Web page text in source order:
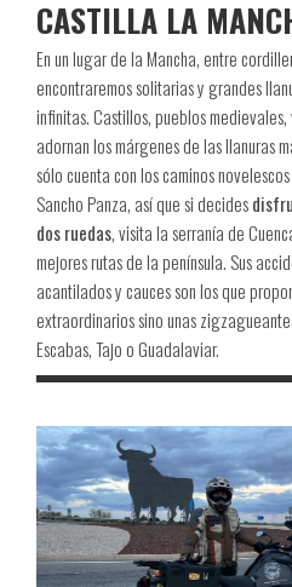
CASTILLA LA
En un lugar de la Mancha, entre
encontraremos solitarias y grandes
infinitas. Castillos, pueblos
adornan los márgenes de las llanuras
sólo cuenta con los caminos
Sancho Panza, así que si decides
dos ruedas, visita la serranía de
mejores rutas de la península. Sus
acantilados y cauces son los que
extraordinarios sino unas
Escabas, Tajo o Guadalaviar.